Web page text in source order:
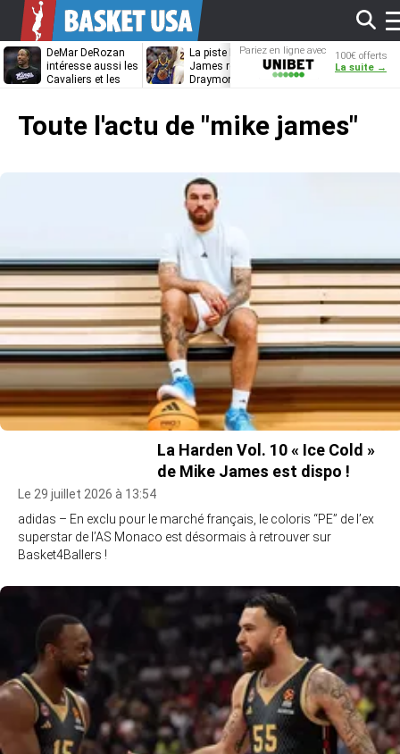
DeMar DeRozan
intéresse aussi les
Cavaliers et les
La piste LeBron
James refermée,
Draymond Green
DeRozan,
Thompson…
Pariez en ligne avec
Unibet
100€ offerts
La suite →
Toute l'actu de "mike james"
La Harden Vol. 10 « Ice Cold »
de Mike James est dispo !
Le 29 juillet 2026 à 13:54
adidas – En exclu pour le marché français, le coloris “PE” de l’ex
superstar de l’AS Monaco est désormais à retrouver sur
Basket4Ballers !